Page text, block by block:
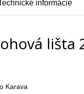
informácie
lišta
Karava